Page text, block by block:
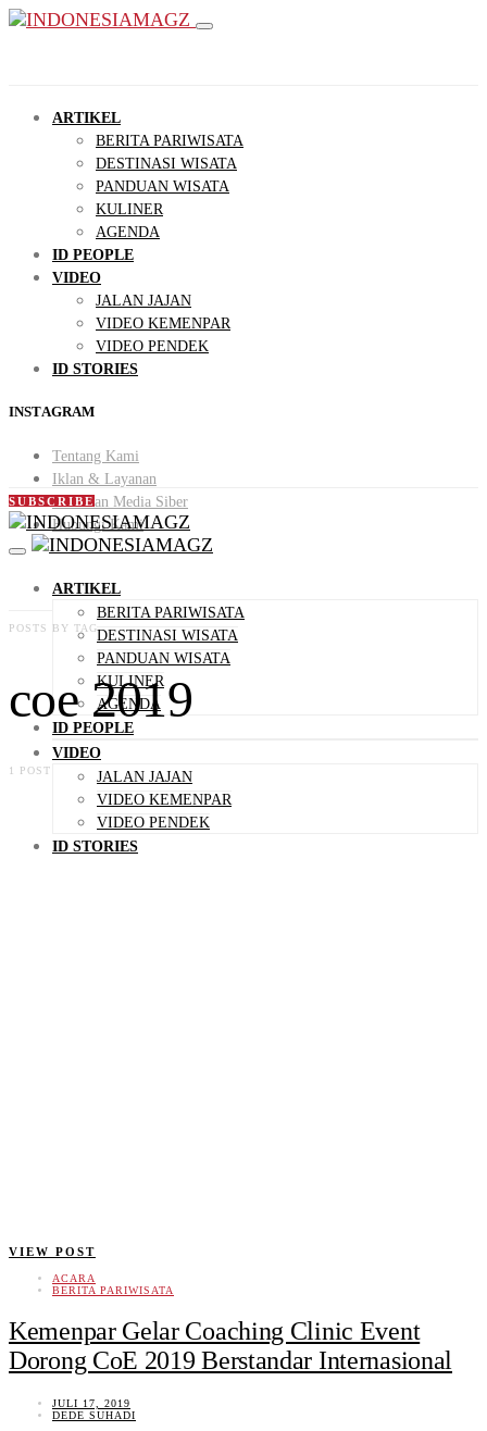
ARTIKEL
BERITA PARIWISATA
DESTINASI WISATA
PANDUAN WISATA
KULINER
AGENDA
ID PEOPLE
VIDEO
JALAN JAJAN
VIDEO KEMENPAR
VIDEO PENDEK
ID STORIES
INSTAGRAM
Tentang Kami
Iklan & Layanan
Pedoman Media Siber
Hubungi Kami
SUBSCRIBE
ARTIKEL
BERITA PARIWISATA
DESTINASI WISATA
PANDUAN WISATA
KULINER
AGENDA
ID PEOPLE
VIDEO
JALAN JAJAN
VIDEO KEMENPAR
VIDEO PENDEK
ID STORIES
POSTS BY TAG
coe 2019
1 POST
VIEW POST
ACARA
BERITA PARIWISATA
Kemenpar Gelar Coaching Clinic Event
Dorong CoE 2019 Berstandar Internasional
JULI 17, 2019
DEDE SUHADI